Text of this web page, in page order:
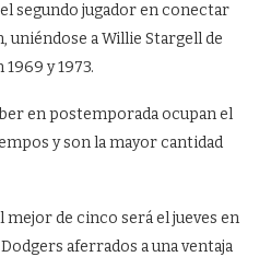
segundo jugador en conectar
uniéndose a Willie Stargell de
y 1973.
en postemporada ocupan el
y son la mayor cantidad
mejor de cinco será el jueves en
aferrados a una ventaja